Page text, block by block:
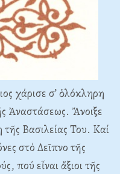
χάρισε σ’ ὁλόκληρη
Ἀναστάσεως. Ἄνοιξε
Βασιλείας Του. Καί
στό Δεῖπνο τῆς
πού εἶναι ἄξιοι τῆς